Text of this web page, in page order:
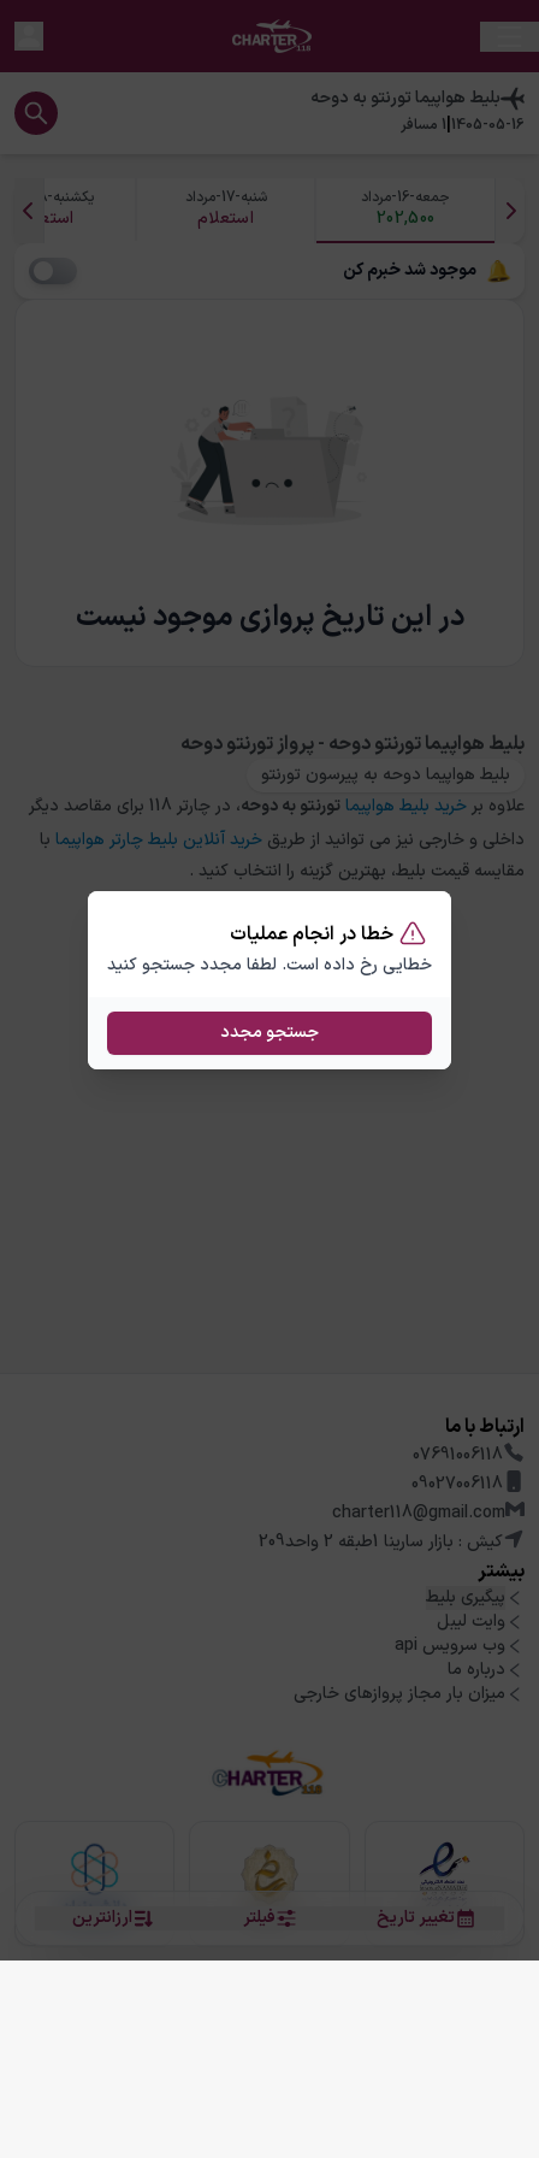
خطا در انجام عملیات
خطایی رخ داده است. لطفا مجدد جستجو کنید
جستجو مجدد
بلیط هواپیماتورنتو به دوحه
1405-05-16
|
1 مسافر
جمعه-16-مرداد
202,500
شنبه-17-مرداد
استعلام
یکشنبه-18-مرداد
استعلام
موجود شد خبرم کن
در این تاریخ پروازی موجود نیست
ارزانترین فیلتر تغییر تاریخ
بلیط هواپیما تورنتو دوحه - پرواز تورنتو دوحه
بلیط هواپیما دوحه به پیرسون تورنتو
علاوه بر خرید بلیط هواپیما تورنتوبهدوحه
، در چارتر 118 برای مقاصد دیگر
داخلی و خارجی نیز می توانید از طریق خرید آنلاین بلیط چارتر هواپیما با
مقایسه قیمت بلیط، بهترین گزینه را انتخاب کنید .
ارتباط با ما
07691006118
09027006118
charter118@gmail.com
کیش : بازار سارینا 1طبقه 2 واحد209
بیشتر
پیگیری بلیط
وایت لیبل
وب سرویس api
درباره ما
میزان بار مجاز پروازهای خارجی